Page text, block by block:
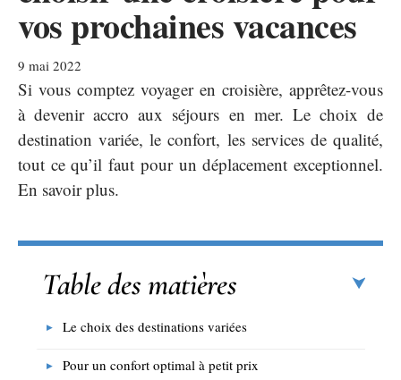
vos prochaines vacances
9 mai 2022
Si vous comptez voyager en croisière, apprêtez-vous
à devenir accro aux séjours en mer. Le choix de
destination variée, le confort, les services de qualité,
tout ce qu’il faut pour un déplacement exceptionnel.
En savoir plus.
Table des matières
Le choix des destinations variées
Pour un confort optimal à petit prix